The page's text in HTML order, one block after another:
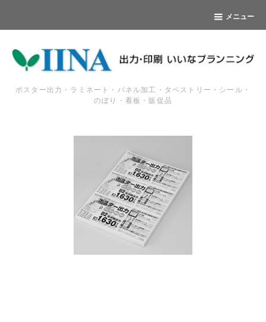
メニュー
ポスター出力・ラミネート・パネル加工・タペストリー・シール・
のぼり・看板・販促品